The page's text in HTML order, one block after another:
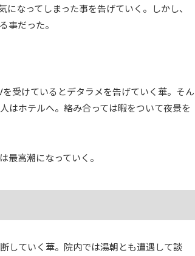
なってしまった事を告げていく。しかし、
事だった。
受けているとデタラメを告げていく華。そん
はホテルへ。絡み合っては暇をついて夜景を
最高潮になっていく。
していく華。院内では湯朝とも遭遇して談